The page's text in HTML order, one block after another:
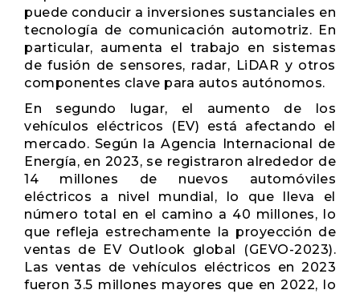
puede conducir a inversiones sustanciales en
tecnología de comunicación automotriz. En
particular, aumenta el trabajo en sistemas
de fusión de sensores, radar, LiDAR y otros
componentes clave para autos autónomos.
En segundo lugar, el aumento de los
vehículos eléctricos (EV) está afectando el
mercado. Según la Agencia Internacional de
Energía, en 2023, se registraron alrededor de
14 millones de nuevos automóviles
eléctricos a nivel mundial, lo que lleva el
número total en el camino a 40 millones, lo
que refleja estrechamente la proyección de
ventas de EV Outlook global (GEVO-2023).
Las ventas de vehículos eléctricos en 2023
fueron 3.5 millones mayores que en 2022, lo